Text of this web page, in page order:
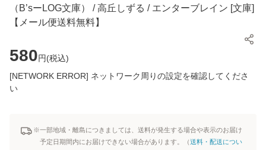
（B’sーLOG文庫） / 高丘しずる / エンターブレイン [文庫]
【メール便送料無料】
580円(税込)
[NETWORK ERROR] ネットワーク周りの設定を確認してくださ
い
※一部地域・離島につきましては、送料が発生する場合や表示のお届け
予定日期間内にお届けできない場合があります。（送料・配送につい